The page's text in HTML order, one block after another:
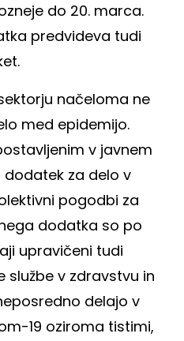
do 20. marca.
predvideva tudi
načeloma ne
med epidemijo.
v javnem
dodatek za delo v
pogodbi za
dodatka so po
upravičeni tudi
službe v zdravstvu in
delajo v
19 oziroma tistimi,